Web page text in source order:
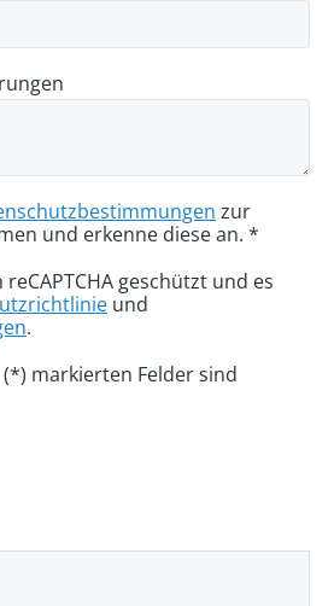
zur
und erkenne diese an. *
geschützt und es
und
.
markierten Felder sind